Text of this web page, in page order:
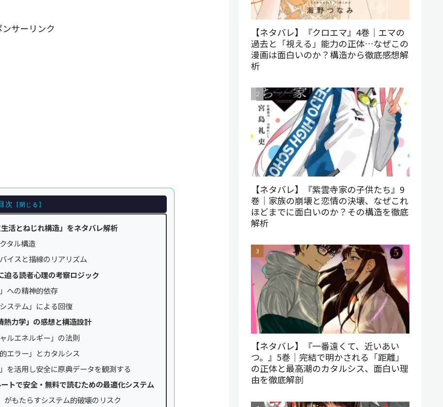
ンサーリンク
次
活とねじれ構造」をネタバレ解析
タル構造
イスと描線のリアリズム
迫る読者心理の考察ロジック
への精神的依存
ステム」による回復
熱力学」の感想と構造設計
ルエネルギー」の法則
エラー」とカタルシス
を活用し安全に原典データを観測する
トで安全・無料で読むための最適化システム
もたらすシステム的破壊のリスク
【ネタバレ】『クロエマ』4巻｜エマの
過去と「視える」能力の正体…なぜこの
漫画は面白いのか？構造から徹底感想解
析
【ネタバレ】『紫雲寺家の子供たち』9
巻｜家族の崩壊と恋情の決壊、なぜこれ
ほどまでに面白いのか？その構造を徹底
解析
【ネタバレ】『一番遠くて、近いあい
つ。』5巻｜完結で明かされる「距離」
の正体と最高潮のカタルシス、面白い理
由を徹底解剖